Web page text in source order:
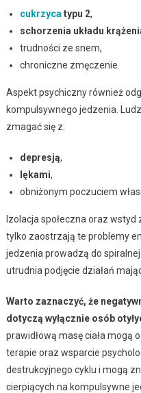
cukrzyca typu 2,
schorzenia układu
trudności ze snem,
chroniczne zmęczenie.
Aspekt psychiczny również
kompulsywnego jedzenia.
zmagać się z:
depresją,
lękami,
obniżonym poczuciem
Izolacja społeczna oraz
tylko zaostrzają te problemy
jedzenia prowadzą do
utrudnia podjęcie działań
Warto zaznaczyć, że
dotyczą wyłącznie osób
prawidłową masę ciała mogą
terapie oraz wsparcie
destrukcyjnego cyklu i mogą
cierpiących na kompulsywne